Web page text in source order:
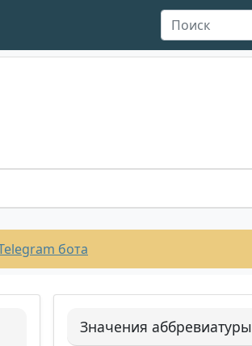
бота
Значения аббревиатуры